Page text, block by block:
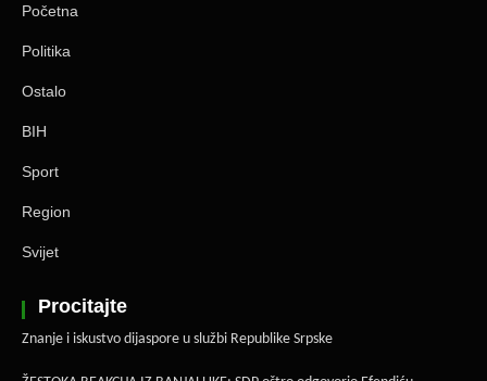
Početna
Politika
Ostalo
BIH
Sport
Region
Svijet
Procitajte
Znanje i iskustvo dijaspore u službi Republike Srpske